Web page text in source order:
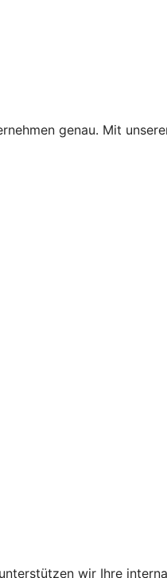
genau. Mit
wir Ihre